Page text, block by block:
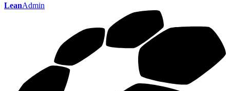
LeanAdmin